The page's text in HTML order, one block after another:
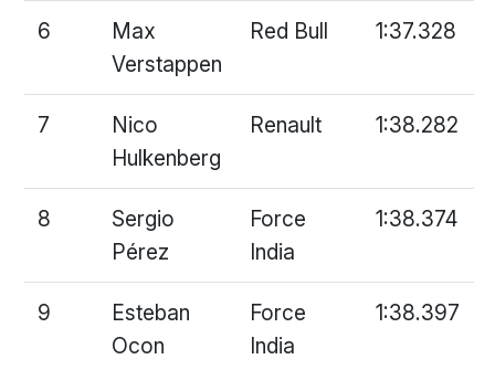
6
Max
Verstappen
Red Bull 1:37.328
7
Nico
Hulkenberg
Renault 1:38.282
8
Sergio
Pérez
Force
India
1:38.374
9
Esteban
Ocon
Force
India
1:38.397